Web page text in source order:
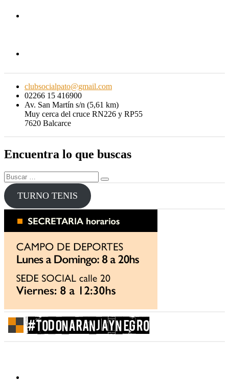
clubsocialpato@gmail.com
02266 15 416900
Av. San Martín s/n (5,61 km)
Muy cerca del cruce RN226 y RP55
7620 Balcarce
Encuentra lo que buscas
Buscar
por:
Buscar
TURNO TENIS